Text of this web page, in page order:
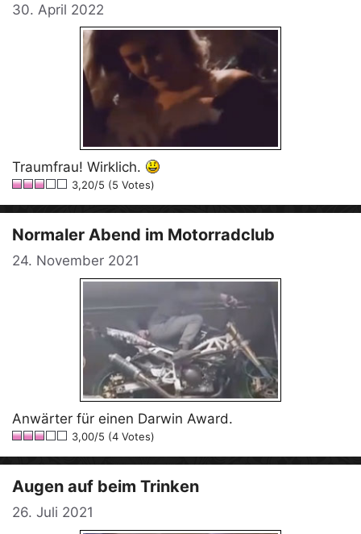
30. April 2022
Traumfrau! Wirklich.
3,20/5 (5 Votes)
Normaler Abend im Motorradclub
24. November 2021
Anwärter für einen Darwin Award.
3,00/5 (4 Votes)
Augen auf beim Trinken
26. Juli 2021